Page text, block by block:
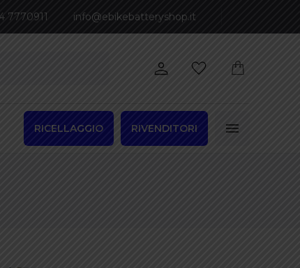
7770911 info@ebikebatteryshop.it
RICELLAGGIO RIVENDITORI